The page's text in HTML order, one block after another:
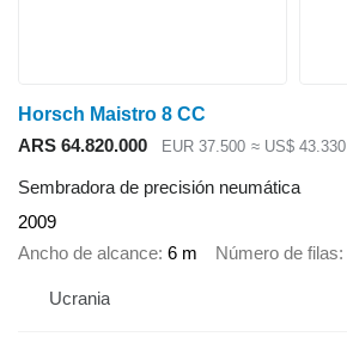
Horsch Maistro 8 CC
ARS 64.820.000
EUR 37.500 ≈ US$ 43.330
Sembradora de precisión neumática
2009
Ancho de alcance 6 m Número de filas
Ucrania